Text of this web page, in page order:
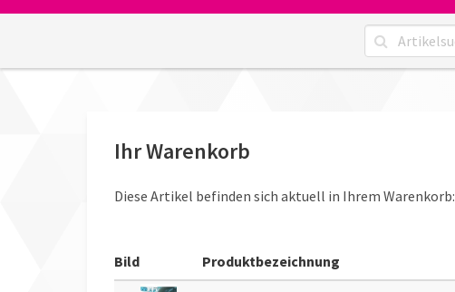
Ihr Warenkorb
Diese Artikel befinden sich aktuell in Ihrem Warenkorb:
Bild Produktbezeichnung